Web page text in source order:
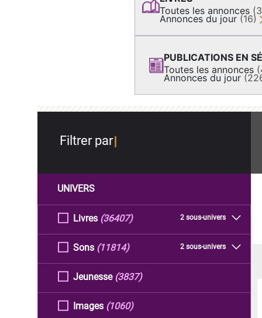
Toutes les annonces
Annonces du jour (16)
PUBLICATIONS EN
Toutes les annonces
Annonces du jour
Filtrer par
UNIVERS
Livres 2 sous-univers
(36407)
Sons 2 sous-univers
(11814)
Jeunesse (3837)
Images (1060)